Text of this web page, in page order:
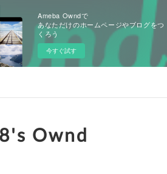
Ameba Owndで
あなただけのホームページやブログをつ
くろう
今すぐ試す
Ownd